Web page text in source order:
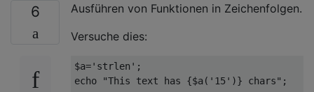
6
Ausführen von Funktionen in Zeichenfolgen.
Versuche dies:
$a='strlen';